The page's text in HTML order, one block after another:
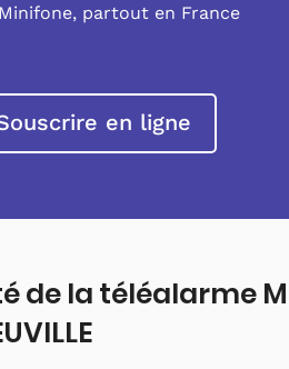
partout en France
en ligne
de la téléalarme